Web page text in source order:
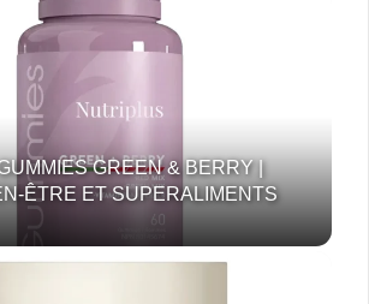
GREEN & BERRY |
ÊTRE ET SUPERALIMENTS